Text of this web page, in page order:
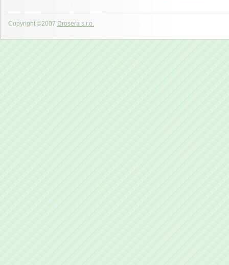
Copyright ©2007 Drosera s.r.o.